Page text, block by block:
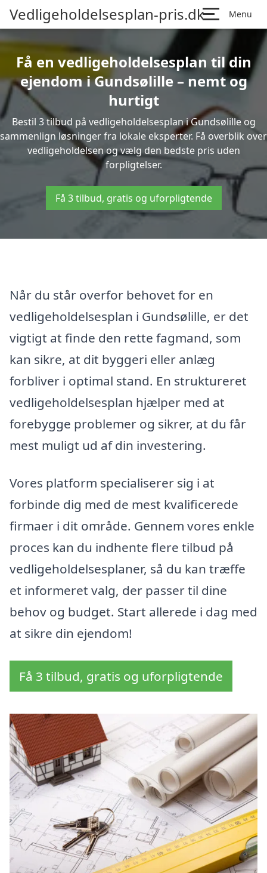
Vedligeholdelsesplan-pris.dk Menu
Få en vedligeholdelsesplan til din
ejendom i Gundsølille – nemt og
hurtigt
Bestil 3 tilbud på vedligeholdelsesplan i Gundsølille og
sammenlign løsninger fra lokale eksperter. Få overblik over
vedligeholdelsen og vælg den bedste pris uden
forpligtelser.
Få 3 tilbud, gratis og uforpligtende
Når du står overfor behovet for en
vedligeholdelsesplan i Gundsølille, er det
vigtigt at finde den rette fagmand, som
kan sikre, at dit byggeri eller anlæg
forbliver i optimal stand. En struktureret
vedligeholdelsesplan hjælper med at
forebygge problemer og sikrer, at du får
mest muligt ud af din investering.
Vores platform specialiserer sig i at
forbinde dig med de mest kvalificerede
firmaer i dit område. Gennem vores enkle
proces kan du indhente flere tilbud på
vedligeholdelsesplaner, så du kan træffe
et informeret valg, der passer til dine
behov og budget. Start allerede i dag med
at sikre din ejendom!
Få 3 tilbud, gratis og uforpligtende